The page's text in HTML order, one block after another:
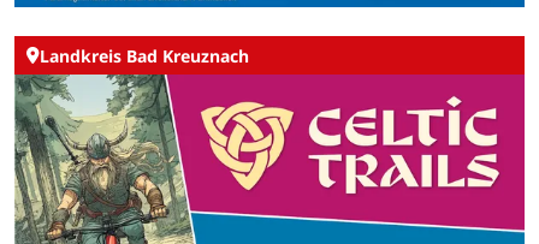
Landkreis Bad Kreuznach